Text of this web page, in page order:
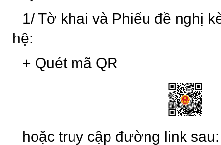
1/Tờ khai và Phiếu đề nghị
hệ:
+ Quét mã QR
hoặc truy cập đường link sau: